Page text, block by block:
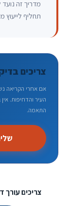
מדריך זה
תחליף לייעוץ
צריכים
אם אחרי הקריאה
העיר והדחיפות.
התאמה.
צריכים עורך